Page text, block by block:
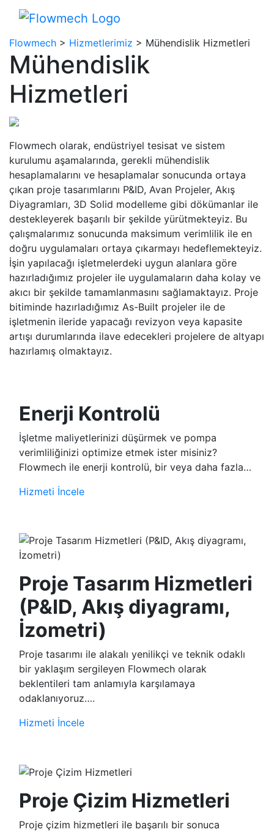
Flowmech > Hizmetlerimiz > Mühendislik Hizmetleri
Mühendislik
Hizmetleri
Flowmech olarak, endüstriyel tesisat ve sistem
kurulumu aşamalarında, gerekli mühendislik
hesaplamalarını ve hesaplamalar sonucunda ortaya
çıkan proje tasarımlarını P&ID, Avan Projeler, Akış
Diyagramları, 3D Solid modelleme gibi dökümanlar ile
destekleyerek başarılı bir şekilde yürütmekteyiz. Bu
çalışmalarımız sonucunda maksimum verimlilik ile en
doğru uygulamaları ortaya çıkarmayı hedeflemekteyiz.
İşin yapılacağı işletmelerdeki uygun alanlara göre
hazırladığımız projeler ile uygulamaların daha kolay ve
akıcı bir şekilde tamamlanmasını sağlamaktayız. Proje
bitiminde hazırladığımız As-Built projeler ile de
işletmenin ileride yapacağı revizyon veya kapasite
artışı durumlarında ilave edecekleri projelere de altyapı
hazırlamış olmaktayız.
Enerji Kontrolü
İşletme maliyetlerinizi düşürmek ve pompa
verimliliğinizi optimize etmek ister misiniz?
Flowmech ile enerji kontrolü, bir veya daha fazla…
Hizmeti İncele
Proje Tasarım Hizmetleri
(P&ID, Akış diyagramı,
İzometri)
Proje tasarımı ile alakalı yenilikçi ve teknik odaklı
bir yaklaşım sergileyen Flowmech olarak
beklentileri tam anlamıyla karşılamaya
odaklanıyoruz….
Hizmeti İncele
Proje Çizim Hizmetleri
Proje çizim hizmetleri ile başarılı bir sonuca